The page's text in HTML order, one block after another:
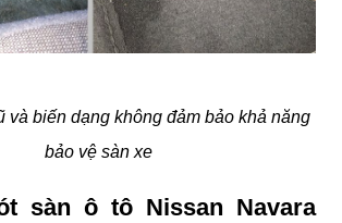
và biến dạng không đảm bảo khả năng
bảo vệ sàn xe
sàn ô tô Nissan Navara